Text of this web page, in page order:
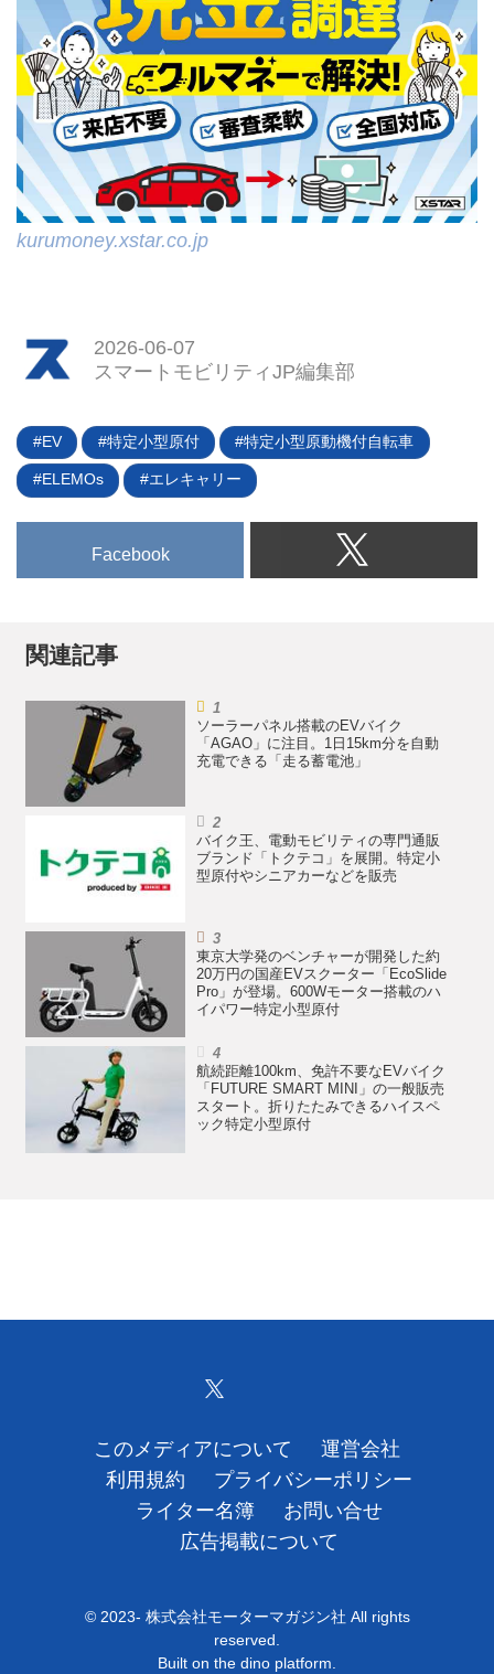
kurumoney.xstar.co.jp
2026-06-07
スマートモビリティJP編集部
EV 特定小型原付 特定小型原動機付自転車
ELEMOs エレキャリー
Facebook
関連記事
ソーラーパネル搭載のEVバイク
「AGAO」に注目。1日15km分を自動
充電できる「走る蓄電池」
バイク王、電動モビリティの専門通販
ブランド「トクテコ」を展開。特定小
型原付やシニアカーなどを販売
東京大学発のベンチャーが開発した約
20万円の国産EVスクーター「EcoSlide
Pro」が登場。600Wモーター搭載のハ
イパワー特定小型原付
航続距離100km、免許不要なEVバイク
「FUTURE SMART MINI」の一般販売
スタート。折りたたみできるハイスペ
ック特定小型原付
このメディアについて
運営会社
利用規約
プライバシーポリシー
ライター名簿
お問い合せ
広告掲載について
© 2023- 株式会社モーターマガジン社 All rights
reserved.
Built on the dino platform.